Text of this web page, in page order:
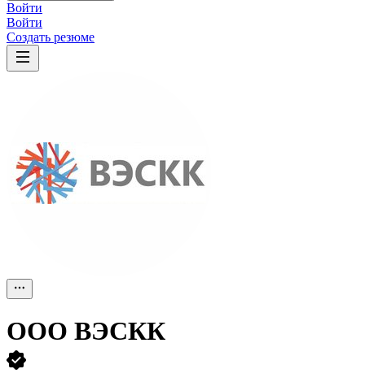
Войти
Войти
Создать резюме
ООО ВЭСКК